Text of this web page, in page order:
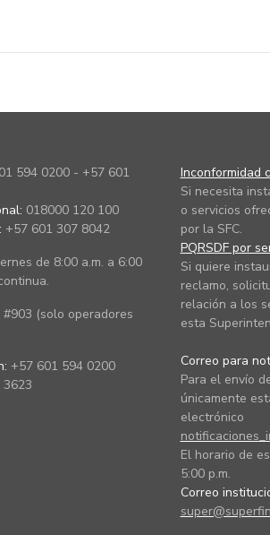
594 0200 - +57 601
018000 120 100
+57 601 307 8042
de 8:00 a.m. a 6:00
#903 (solo operadores
+57 601 594 0200
Inconformidad
Si necesita
o servicios
por la SFC.
PQRSDF por
Si quiere
reclamo,
relación a los
esta
Correo para
Para el envío
únicamente
electrónico
El horario de
5:00 p.m.
Correo